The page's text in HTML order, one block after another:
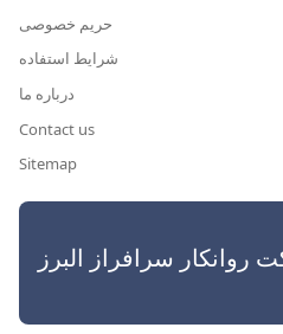
حریم خصوصی
شرایط استفاده
درباره ما
Contact us
Sitemap